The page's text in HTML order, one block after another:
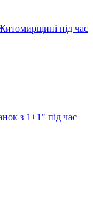
під час
з 1+1" під час